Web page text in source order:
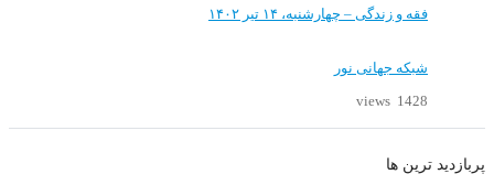
فقه و زندگی – چهارشنبه، ۱۴ تیر ۱۴۰۲
شبکه جهانی نور
1428 views
پربازدید ترین ها